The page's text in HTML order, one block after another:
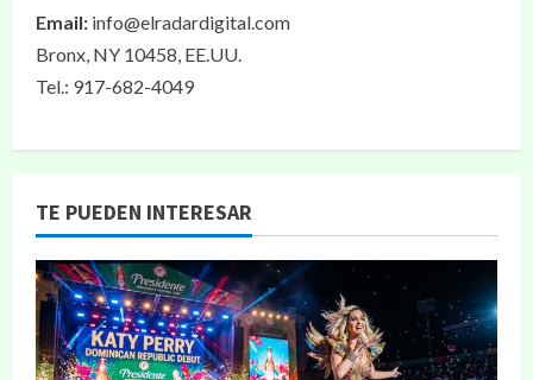
Email: info@elradardigital.com
Bronx, NY 10458, EE.UU.
Tel.: 917-682-4049
TE PUEDEN INTERESAR